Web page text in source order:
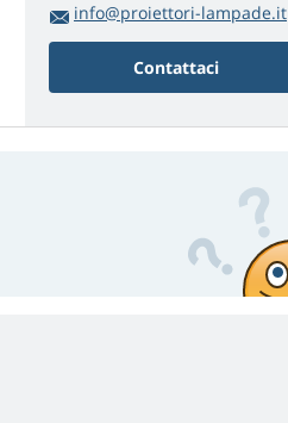
info@proiettori-lampade.it
Contattaci